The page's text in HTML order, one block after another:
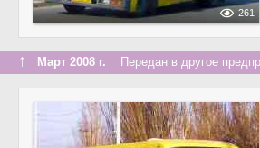
261
↑ Март 2008 г. Передан в другое